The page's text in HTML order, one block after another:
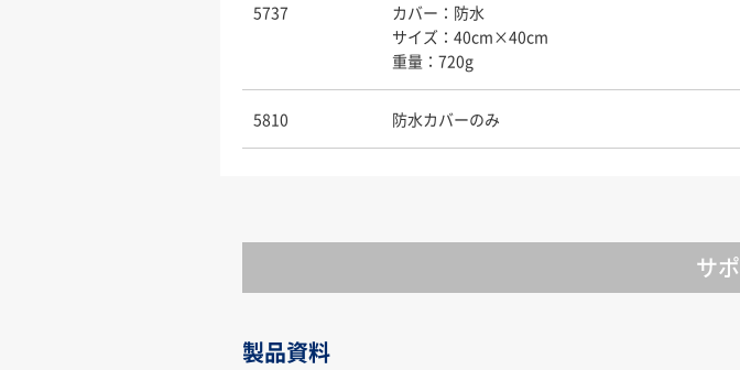
5737
カバー：防水
サイズ：40cm×40cm
重量：720g
5810 防水カバーのみ
サ
製品資料